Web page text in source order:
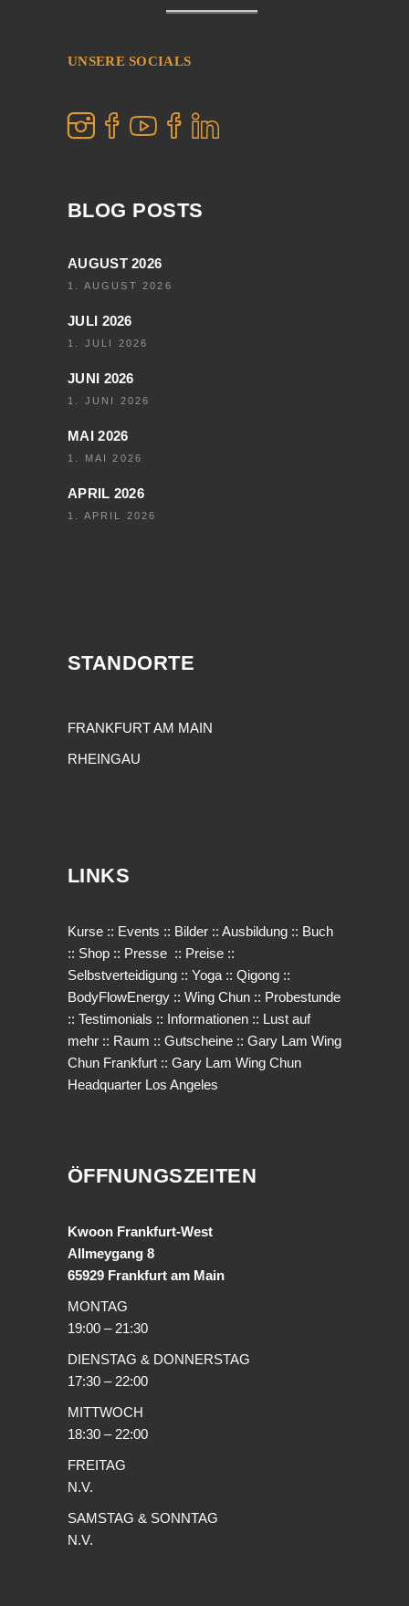
UNSERE SOCIALS
BLOG POSTS
AUGUST 2026
1. AUGUST 2026
JULI 2026
1. JULI 2026
JUNI 2026
1. JUNI 2026
MAI 2026
1. MAI 2026
APRIL 2026
1. APRIL 2026
STANDORTE
FRANKFURT AM MAIN
RHEINGAU
LINKS
Kurse :: Events :: Bilder :: Ausbildung :: Buch
:: Shop :: Presse :: Preise ::
Selbstverteidigung :: Yoga :: Qigong ::
BodyFlowEnergy :: Wing Chun :: Probestunde
:: Testimonials :: Informationen :: Lust auf
mehr :: Raum :: Gutscheine :: Gary Lam Wing
Chun Frankfurt :: Gary Lam Wing Chun
Headquarter Los Angeles
ÖFFNUNGSZEITEN
Kwoon Frankfurt-West
Allmeygang 8
65929 Frankfurt am Main
MONTAG
19:00 – 21:30
DIENSTAG & DONNERSTAG
17:30 – 22:00
MITTWOCH
18:30 – 22:00
FREITAG
N.V.
SAMSTAG & SONNTAG
N.V.